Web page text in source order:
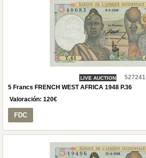
LIVE AUCTION
527241
5 Francs FRENCH WEST AFRICA 1948 P.36
Valoración: 120€
FDC